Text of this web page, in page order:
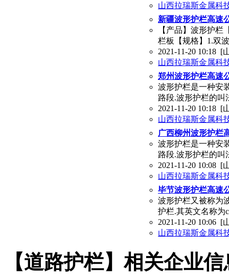
山西拉瑞斯金属科
新疆波形护栏高速
【产品】波形护
栏板【规格】1.双
2021-11-20 10:18 [
山西拉瑞斯金属科
郑州波形护栏高速
波形护栏是一种安
路段.波形护栏的叫
2021-11-20 10:18 [
山西拉瑞斯金属科
广西柳州波形护栏
波形护栏是一种安
路段.波形护栏的叫
2021-11-20 10:08 [
山西拉瑞斯金属科
毕节波形护栏高速
波形护栏又被称为
护栏.其英文名称为
2021-11-20 10:06 [
山西拉瑞斯金属科
【道路护栏】相关企业信